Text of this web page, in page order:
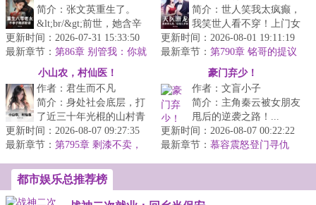
简介：张文英重生了。
&lt;br/&gt;前世，她含辛
茹苦把三个孩子拉扯大，
临老却落得个病床前无人
端水、药罐...
更新时间：2026-07-31 15:33:50
最新章节： 第86章 别管我：你就
简介：世人笑我太疯癫，
我笑世人看不穿！上门女
婿苏铭隐忍一年，被人誉
为苏废物，却突然大闹寿
宴，还提出...
更新时间：2026-08-01 19:11:19
最新章节： 第790章 铭哥的提议
小山农，村仙医！
作者：君生而不凡
简介：身处社会底层，打
了近三十年光棍的山村青
年“何大强“，意外相亲绝
美网红脸的高中同学！
更新时间：2026-08-07 09:27:35
最新章节： 第795章 剩漆不卖，
豪门弃少！
作者：文盲小子
简介：主角秦云被女朋友
甩后的逆袭之路！...
更新时间：2026-08-07 00:22:22
最新章节： 慕容震怒登门寻仇
都市娱乐总推荐榜